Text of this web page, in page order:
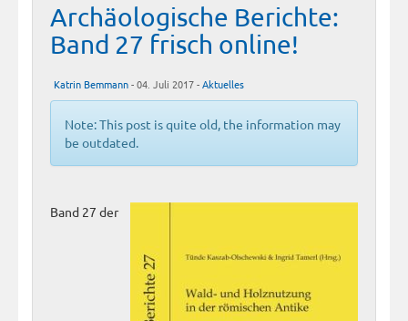
Archäologische Berichte:
Band 27 frisch online!
Katrin Bemmann- 04. Juli 2017 -Aktuelles
Note: This post is quite old, the information may
be outdated.
Band 27 der